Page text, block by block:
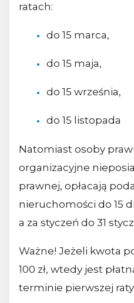
ratach:
do 15 marca,
do 15 maja,
do 15 września,
do 15 listopada
Natomiast osoby
organizacyjne
prawnej, opłacają
nieruchomości do 15
a za styczeń do 31
Ważne! Jeżeli kwota
100 zł, wtedy jest
terminie pierwszej raty.